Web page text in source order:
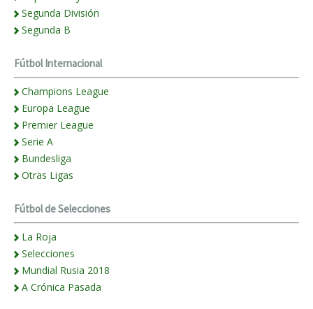
Segunda División
Segunda B
Fútbol Internacional
Champions League
Europa League
Premier League
Serie A
Bundesliga
Otras Ligas
Fútbol de Selecciones
La Roja
Selecciones
Mundial Rusia 2018
A Crónica Pasada